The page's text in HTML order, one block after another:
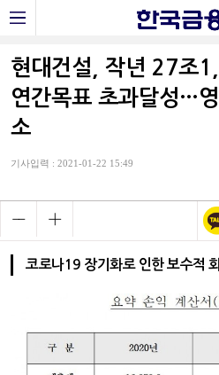
현대건설, 작년 27조
연간목표 초과달성…
소
기사입력 : 2021-01-22 15:49
코로나19 장기화로 인한 보수적